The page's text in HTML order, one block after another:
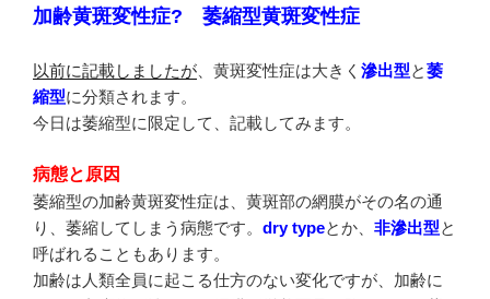
加齢黄斑変性症? 萎縮型黄斑変性症
以前に記載しましたが 、黄斑変性症は大きく 滲出型と萎
縮型に分類されます。
今日は萎縮型に限定して、記載してみます。
病態と原因
萎縮型の加齢黄斑変性症は、黄斑部の網膜がその名の通
り、萎縮してしまう病態です。 dry typeとか、 非滲出型と
呼ばれることもあります。
加齢は人類全員に起こる仕方のない変化ですが、加齢に